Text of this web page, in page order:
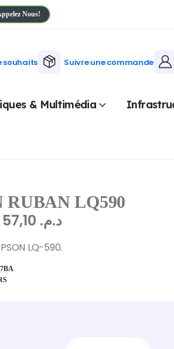
Nous!
souhaits Suivre une commande
& Multimédia
RUBAN LQ590
د.م.
LQ-590.